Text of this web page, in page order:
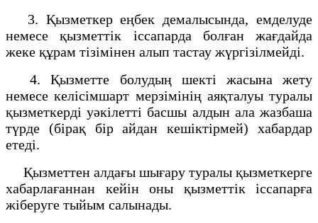
3. Қызметкер еңбек демалысында, емделуде
немесе қызметтік іссапарда болған жағдайда
жеке құрам тізімінен алып тастау жүргізілмейді.
4. Қызметте болудың шекті жасына жету
немесе келісімшарт мерзімінің аяқталуы туралы
қызметкерді уәкілетті басшы алдын ала жазбаша
түрде (бірақ бір айдан кешіктірмей) хабардар
етеді.
Қызметтен алдағы шығару туралы қызметкерге
хабарлағаннан кейін оны қызметтік іссапарға
жіберуге тыйым салынады.